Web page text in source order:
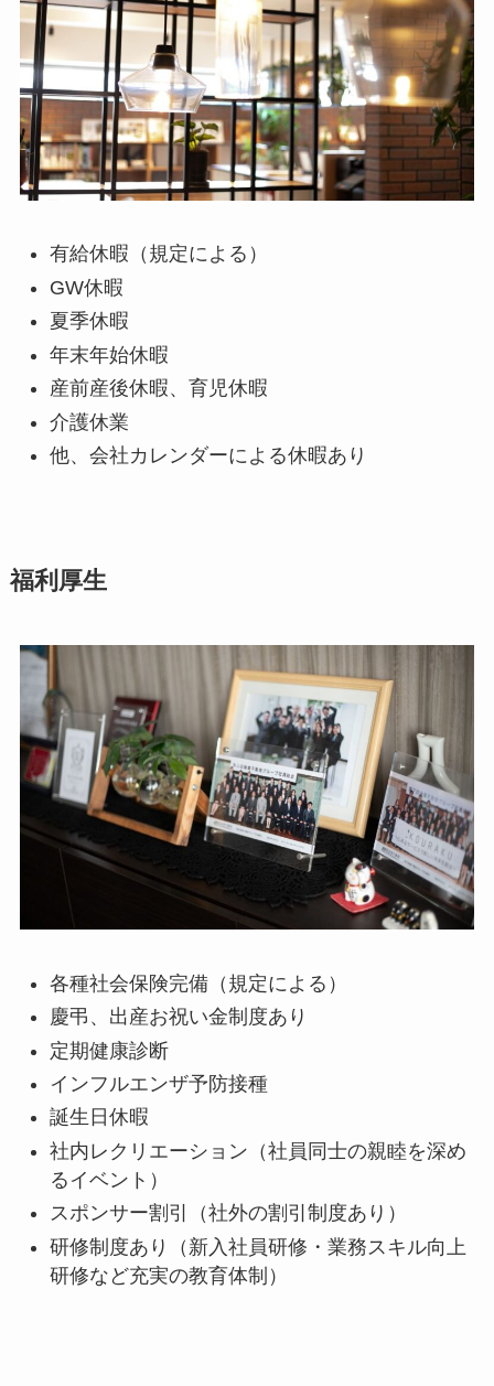
有給休暇（規定による）
GW休暇
夏季休暇
年末年始休暇
産前産後休暇、育児休暇
介護休業
他、会社カレンダーによる休暇あり
福利厚生
各種社会保険完備（規定による）
慶弔、出産お祝い金制度あり
定期健康診断
インフルエンザ予防接種
誕生日休暇
社内レクリエーション（社員同士の親睦を深め
るイベント）
スポンサー割引（社外の割引制度あり）
研修制度あり（新入社員研修・業務スキル向上
研修など充実の教育体制）